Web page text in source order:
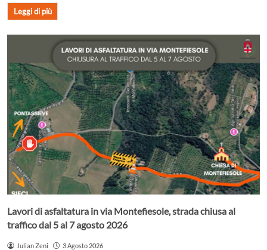
Leggi di più
Lavori di asfaltatura in via Montefiesole, strada chiusa al
traffico dal 5 al 7 agosto 2026
Julian Zeni 3 Agosto 2026